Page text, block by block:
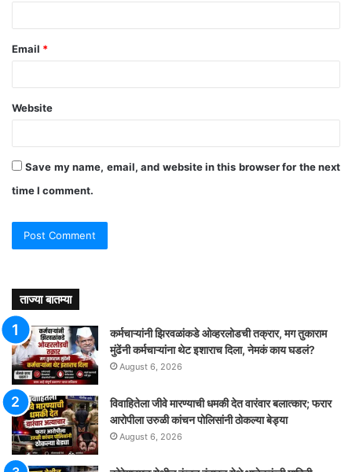
Email *
Website
Save my name, email, and website in this browser for the next
time I comment.
ताज्या बातम्या
कर्मचाऱ्यांनी झिरवळांकडे ओव्हरलोडची तक्रार, मग तुकाराम
मुंढेंनी कर्मचाऱ्यांना थेट इशाराच दिला, नेमकं काय घडलं?
August 6, 2026
विवाहितेला जीवे मारण्याची धमकी देत वारंवार बलात्कार; फरार
आरोपीला उरुळी कांचन पोलिसांनी ठोकल्या बेड्या
August 6, 2026